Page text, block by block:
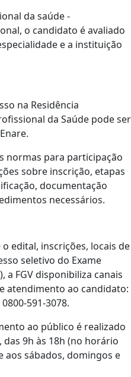
da saúde -
o candidato é avaliado
e a instituição
na Residência
da Saúde pode ser
normas para participação
sobre inscrição, etapas
documentação
necessários.
edital, inscrições, locais de
seletivo do Exame
a FGV disponibiliza canais
atendimento ao candidato:
591-3078.
ao público é realizado
9h às 18h (no horário
aos sábados, domingos e